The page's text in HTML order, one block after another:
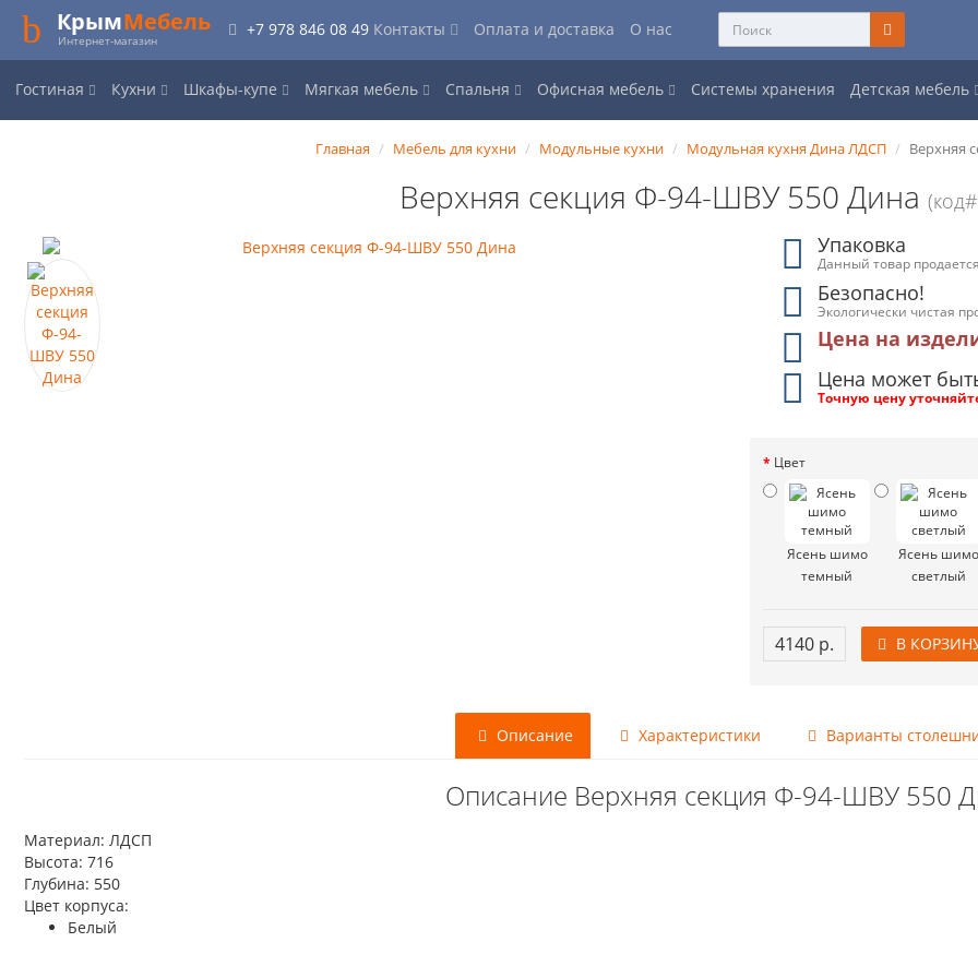
КрымМебель
Интернет-магазин
+7 978 846 08 49 Контакты Оплата и доставка О нас
Гостиная Кухни Шкафы-купе Мягкая мебель Спальня Офисная мебель Системы хранения Детская мебель
Главная Мебель для кухни Модульные кухни Модульная кухня Дина ЛДСП Верхняя
Верхняя секция Ф-94-ШВУ 550 Дина
Упаковка
Данный товар
Безопасно!
Экологически чистая
Цена на
Цена может
Точную цену
Цвет
Ясень шимо
темный
Ясень шимо
светлый
4140 р. В
Описание Характеристики Варианты
Описание Верхняя секция Ф-94-ШВУ 550
Материал: ЛДСП
Высота: 716
Глубина: 550
Цвет корпуса:
Белый